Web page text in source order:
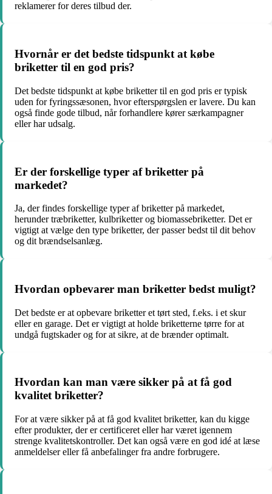
reklamerer for deres tilbud der.
Hvornår er det bedste tidspunkt at købe
briketter til en god pris?
Det bedste tidspunkt at købe briketter til en god pris er typisk
uden for fyringssæsonen, hvor efterspørgslen er lavere. Du kan
også finde gode tilbud, når forhandlere kører særkampagner
eller har udsalg.
Er der forskellige typer af briketter på
markedet?
Ja, der findes forskellige typer af briketter på markedet,
herunder træbriketter, kulbriketter og biomassebriketter. Det er
vigtigt at vælge den type briketter, der passer bedst til dit behov
og dit brændselsanlæg.
Hvordan opbevarer man briketter bedst muligt?
Det bedste er at opbevare briketter et tørt sted, f.eks. i et skur
eller en garage. Det er vigtigt at holde briketterne tørre for at
undgå fugtskader og for at sikre, at de brænder optimalt.
Hvordan kan man være sikker på at få god
kvalitet briketter?
For at være sikker på at få god kvalitet briketter, kan du kigge
efter produkter, der er certificeret eller har været igennem
strenge kvalitetskontroller. Det kan også være en god idé at læse
anmeldelser eller få anbefalinger fra andre forbrugere.